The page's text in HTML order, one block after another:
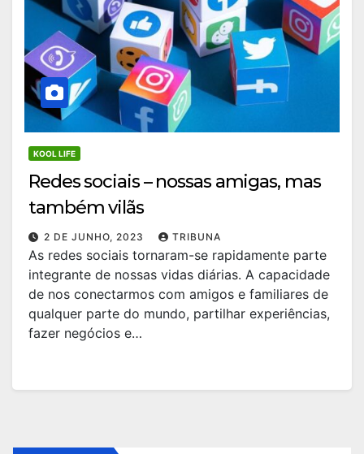
KOOL LIFE
Redes sociais – nossas amigas, mas
também vilãs
2 DE JUNHO, 2023 TRIBUNA
As redes sociais tornaram-se rapidamente parte
integrante de nossas vidas diárias. A capacidade
de nos conectarmos com amigos e familiares de
qualquer parte do mundo, partilhar experiências,
fazer negócios e…